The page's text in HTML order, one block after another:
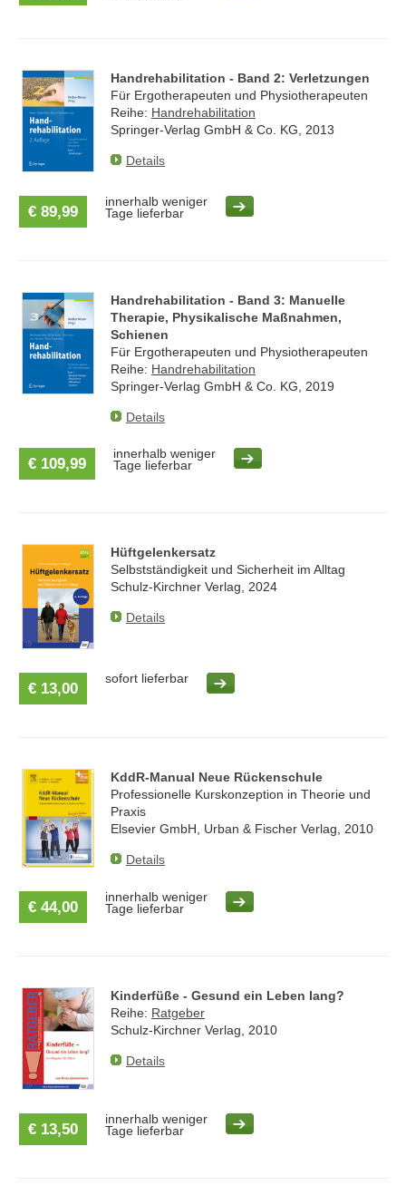
Handrehabilitation - Band 2: Verletzungen
Für Ergotherapeuten und Physiotherapeuten
Reihe: Handrehabilitation
Springer-Verlag GmbH & Co. KG, 2013
Details
€ 89,99
innerhalb weniger
Tage lieferbar
Handrehabilitation - Band 3: Manuelle
Therapie, Physikalische Maßnahmen,
Schienen
Für Ergotherapeuten und Physiotherapeuten
Reihe: Handrehabilitation
Springer-Verlag GmbH & Co. KG, 2019
Details
€ 109,99
innerhalb weniger
Tage lieferbar
Hüftgelenkersatz
Selbstständigkeit und Sicherheit im Alltag
Schulz-Kirchner Verlag, 2024
Details
€ 13,00
sofort lieferbar
KddR-Manual Neue Rückenschule
Professionelle Kurskonzeption in Theorie und
Praxis
Elsevier GmbH, Urban & Fischer Verlag, 2010
Details
€ 44,00
innerhalb weniger
Tage lieferbar
Kinderfüße - Gesund ein Leben lang?
Reihe: Ratgeber
Schulz-Kirchner Verlag, 2010
Details
€ 13,50
innerhalb weniger
Tage lieferbar